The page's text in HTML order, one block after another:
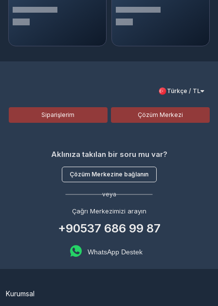
Türkçe / TL
Siparişlerim Çözüm Merkezi
Aklınıza takılan bir soru mu var?
Çözüm Merkezine bağlanın
veya
Çağrı Merkezimizi arayın
+90537 686 99 87
WhatsApp Destek
Kurumsal